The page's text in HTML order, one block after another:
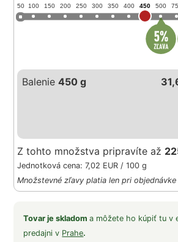
50 100 150 200 250 300 350 400 450 500
Balenie450 g
Z tohto množstva pripravíte až
Jednotková cena: 7,02 EUR / 100 g
Množstevné zľavy platia len pri
Tovar je skladoma môžete ho kúpiť tu v
predajni v Prahe.